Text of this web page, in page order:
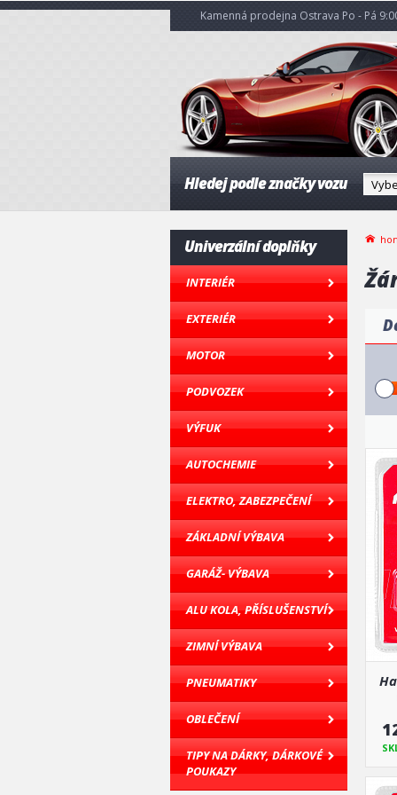
Kamenná prodejna Ostrava Po - Pá
Hledej podle značky vozu
Univerzální doplňky
INTERIÉR
EXTERIÉR
MOTOR
PODVOZEK
VÝFUK
AUTOCHEMIE
ELEKTRO, ZABEZPEČENÍ
ZÁKLADNÍ VÝBAVA
GARÁŽ- VÝBAVA
ALU KOLA, PŘÍSLUŠENSTVÍ
ZIMNÍ VÝBAVA
PNEUMATIKY
OBLEČENÍ
TIPY NA DÁRKY, DÁRKOVÉ
POUKAZY